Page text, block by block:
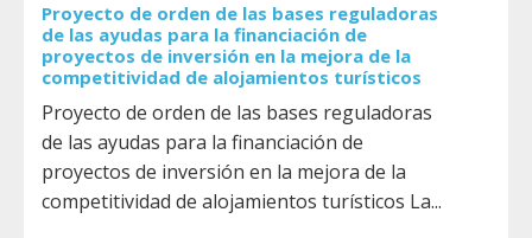
Proyecto de orden de las bases reguladoras
de las ayudas para la financiación de
proyectos de inversión en la mejora de la
competitividad de alojamientos turísticos
Proyecto de orden de las bases reguladoras
de las ayudas para la financiación de
proyectos de inversión en la mejora de la
competitividad de alojamientos turísticos La...